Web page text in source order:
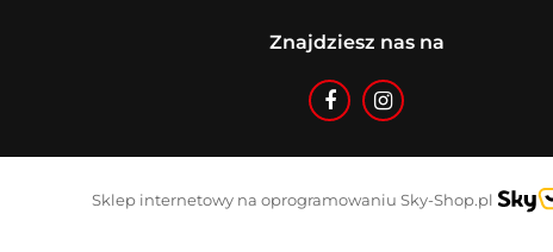
Znajdziesz nas na
Sklep internetowy na oprogramowaniu Sky-Shop.pl